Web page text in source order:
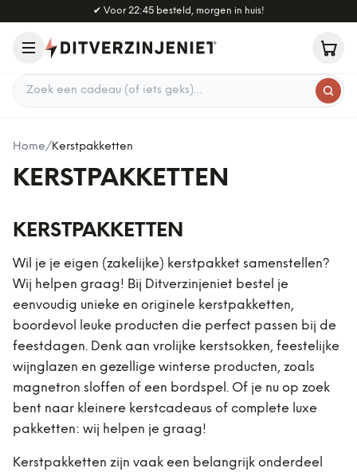
Naar hoofdinhoud
✔ Voor 22:45 besteld, morgen in huis!
Zoek een cadeau
Home/Kerstpakketten
KERSTPAKKETTEN
KERSTPAKKETTEN
Wil je je eigen (zakelijke) kerstpakket samenstellen?
Wij helpen graag! Bij Ditverzinjeniet bestel je
eenvoudig unieke en originele kerstpakketten,
boordevol leuke producten die perfect passen bij de
feestdagen. Denk aan vrolijke kerstsokken, feestelijke
wijnglazen en gezellige winterse producten, zoals
magnetron sloffen of een bordspel. Of je nu op zoek
bent naar kleinere kerstcadeaus of complete luxe
pakketten: wij helpen je graag!
Kerstpakketten zijn vaak een belangrijk onderdeel